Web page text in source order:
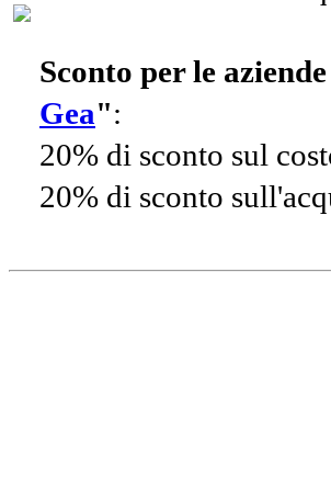
Sconto per le
Gea":
20% di sconto sul
20% di sconto